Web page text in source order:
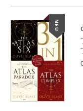
NEU